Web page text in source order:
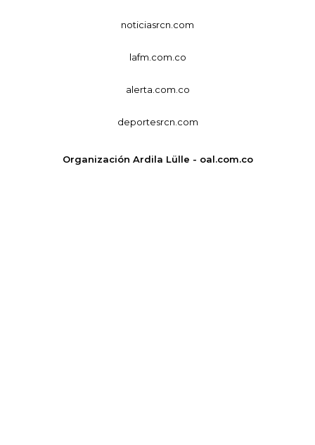
noticiasrcn.com
lafm.com.co
alerta.com.co
deportesrcn.com
Organización Ardila Lülle - oal.com.co